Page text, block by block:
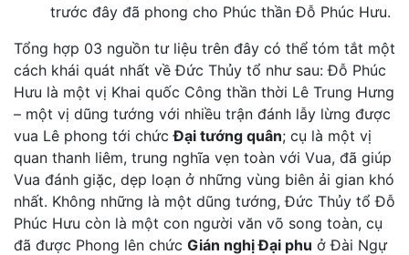
trước đây đã phong cho Phúc thần Đỗ Phúc Hưu.
Tổng hợp 03 nguồn tư liệu trên đây có thể tóm tắt một
cách khái quát nhất về Đức Thủy tổ như sau: Đỗ Phúc
Hưu là một vị Khai quốc Công thần thời Lê Trung Hưng
– một vị dũng tướng với nhiều trận đánh lẫy lừng được
vua Lê phong tới chứcĐại tướng quân; cụ là một vị
quan thanh liêm, trung nghĩa vẹn toàn với Vua, đã giúp
Vua đánh giặc, dẹp loạn ở những vùng biên ải gian khó
nhất. Không những là một dũng tướng, Đức Thủy tổ Đỗ
Phúc Hưu còn là một con người văn võ song toàn, cụ
đã được Phong lên chức Gián nghị Đại phu ở Đài Ngự